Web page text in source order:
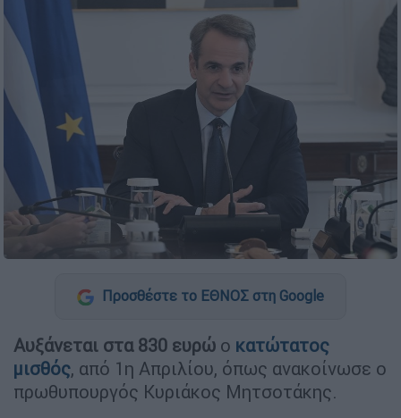
Προσθέστε το ΕΘΝΟΣ στη Google
Αυξάνεται στα 830 ευρώ ο κατώτατος
μισθός, από 1η Απριλίου, όπως ανακοίνωσε ο
πρωθυπουργός Κυριάκος Μητσοτάκης.